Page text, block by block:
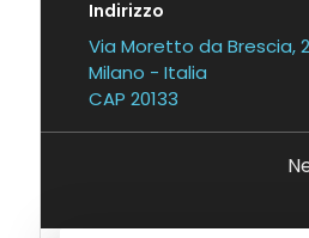
Indirizzo
Via Moretto da Brescia,
Milano - Italia
CAP 20133